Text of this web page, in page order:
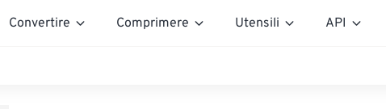
Convertire Comprimere Utensili API